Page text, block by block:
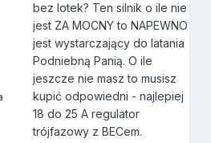
bez lotek? Ten silnik o ile nie
jest ZA MOCNY to NAPEWNO
jest wystarczający do latania
Podniebną Panią. O ile
jeszcze nie masz to musisz
kupić odpowiedni - najlepiej
18 do 25 A regulator
trójfazowy z BECem.